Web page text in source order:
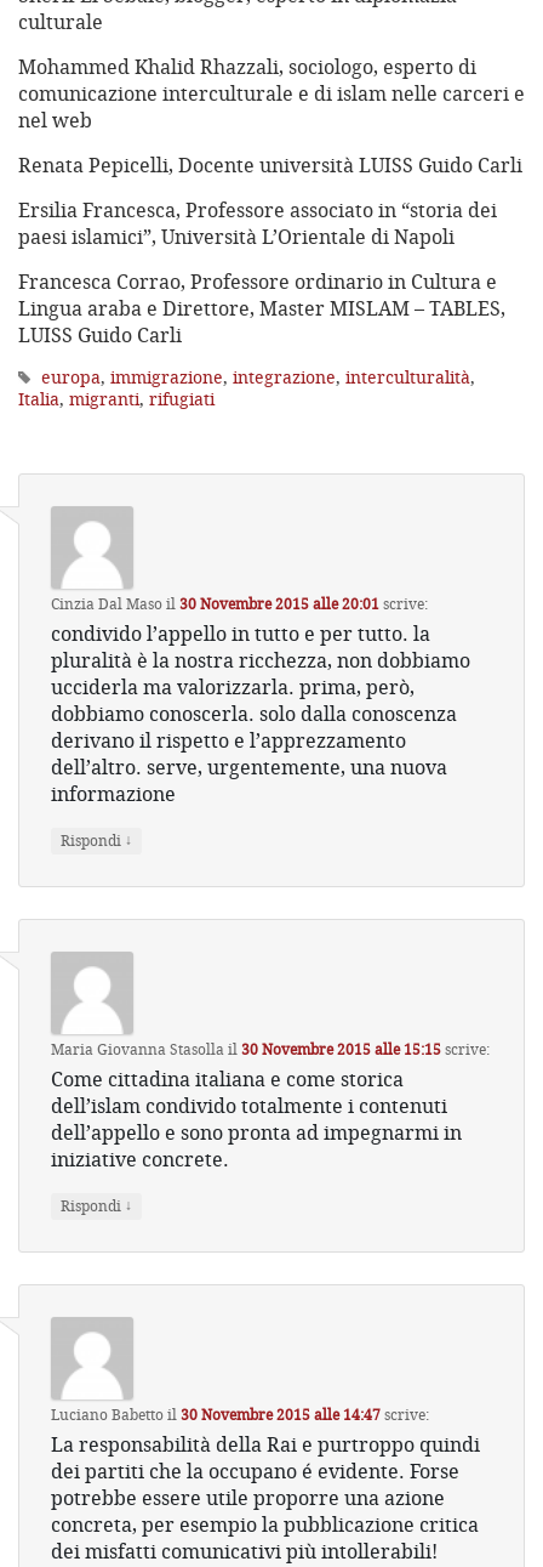
culturale
Mohammed Khalid Rhazzali, sociologo, esperto di
comunicazione interculturale e di islam nelle carceri e
nel web
Renata Pepicelli, Docente università LUISS Guido Carli
Ersilia Francesca, Professore associato in “storia dei
paesi islamici”, Università L’Orientale di Napoli
Francesca Corrao, Professore ordinario in Cultura e
Lingua araba e Direttore, Master MISLAM – TABLES,
LUISS Guido Carli
europa, immigrazione, integrazione, interculturalità,
Italia, migranti, rifugiati
Cinzia Dal Masoil30 Novembre 2015 alle 20:01scrive:
condivido l’appello in tutto e per tutto. la
pluralità è la nostra ricchezza, non dobbiamo
ucciderla ma valorizzarla. prima, però,
dobbiamo conoscerla. solo dalla conoscenza
derivano il rispetto e l’apprezzamento
dell’altro. serve, urgentemente, una nuova
informazione
Rispondi ↓
Maria Giovanna Stasollail30 Novembre 2015 alle 15:15scrive:
Come cittadina italiana e come storica
dell’islam condivido totalmente i contenuti
dell’appello e sono pronta ad impegnarmi in
iniziative concrete.
Rispondi ↓
Luciano Babettoil30 Novembre 2015 alle 14:47scrive:
La responsabilità della Rai e purtroppo quindi
dei partiti che la occupano é evidente. Forse
potrebbe essere utile proporre una azione
concreta, per esempio la pubblicazione critica
dei misfatti comunicativi più intollerabili!